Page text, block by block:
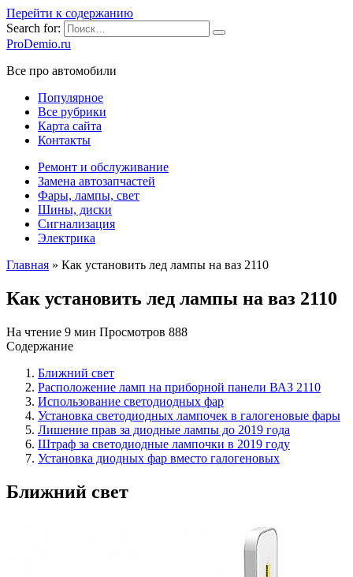
Перейти к содержанию
Search for:
ProDemio.ru
Все про автомобили
Популярное
Все рубрики
Карта сайта
Контакты
Ремонт и обслуживание
Замена автозапчастей
Фары, лампы, свет
Шины, диски
Сигнализация
Электрика
Главная » Как установить лед лампы на ваз 2110
Как установить лед лампы на ваз 2110
На чтение 9 мин Просмотров 888
Содержание
Ближний свет
Расположение ламп на приборной панели ВАЗ 2110
Использование светодиодных фар
Установка светодиодных лампочек в галогеновые фары
Лишение прав за диодные лампы до 2019 года
Штраф за светодиодные лампочки в 2019 году
Установка диодных фар вместо галогеновых
Ближний свет